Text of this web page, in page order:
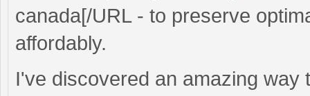
canada[/URL - to preserve
affordably.
I've discovered an amazing